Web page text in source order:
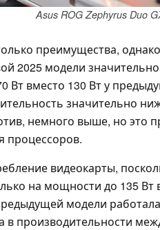
Asus ROG Zephyrus Duo
преимущества,
2025 модели
Вт вместо 130 Вт у
значительно
немного выше, но это
процессоров.
видеокарты,
на мощности до 135
модели
в производительности